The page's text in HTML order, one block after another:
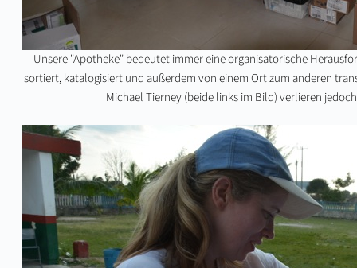
Unsere "Apotheke" bedeutet immer eine organisatorische
sortiert, katalogisiert und außerdem von einem Ort zum anderen
Michael Tierney (beide links im Bild) verlieren